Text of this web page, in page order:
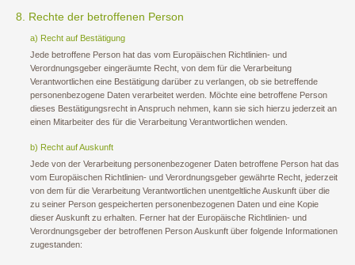
8. Rechte der betroffenen Person
a) Recht auf Bestätigung
Jede betroffene Person hat das vom Europäischen Richtlinien- und
Verordnungsgeber eingeräumte Recht, von dem für die Verarbeitung
Verantwortlichen eine Bestätigung darüber zu verlangen, ob sie betreffende
personenbezogene Daten verarbeitet werden. Möchte eine betroffene Person
dieses Bestätigungsrecht in Anspruch nehmen, kann sie sich hierzu jederzeit an
einen Mitarbeiter des für die Verarbeitung Verantwortlichen wenden.
b) Recht auf Auskunft
Jede von der Verarbeitung personenbezogener Daten betroffene Person hat das
vom Europäischen Richtlinien- und Verordnungsgeber gewährte Recht, jederzeit
von dem für die Verarbeitung Verantwortlichen unentgeltliche Auskunft über die
zu seiner Person gespeicherten personenbezogenen Daten und eine Kopie
dieser Auskunft zu erhalten. Ferner hat der Europäische Richtlinien- und
Verordnungsgeber der betroffenen Person Auskunft über folgende Informationen
zugestanden: